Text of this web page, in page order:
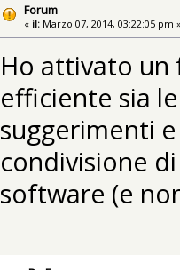
Forum
« il: Marzo 07, 2014, 03:22:05 pm
Ho attivato
efficiente sia
suggerimenti
condivisione
software (e